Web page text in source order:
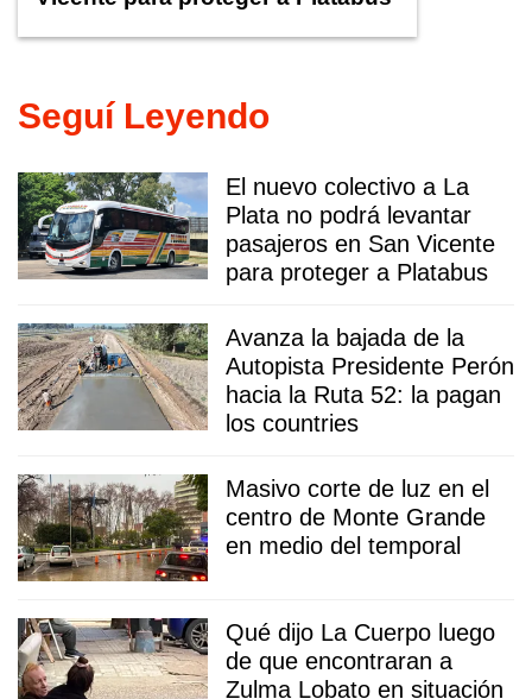
Seguí Leyendo
El nuevo colectivo a La
Plata no podrá levantar
pasajeros en San Vicente
para proteger a Platabus
Avanza la bajada de la
Autopista Presidente Perón
hacia la Ruta 52: la pagan
los countries
Masivo corte de luz en el
centro de Monte Grande
en medio del temporal
Qué dijo La Cuerpo luego
de que encontraran a
Zulma Lobato en situación